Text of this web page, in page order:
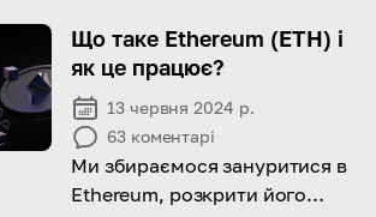
методів до розумних
інвестицій, які можуть
збільшити ваш
криптовалютний гаманець.
Що таке Ethereum (ETH) і
як це працює?
13 червня 2024 р.
63 коментарі
Ми збираємося зануритися в
Ethereum, розкрити його